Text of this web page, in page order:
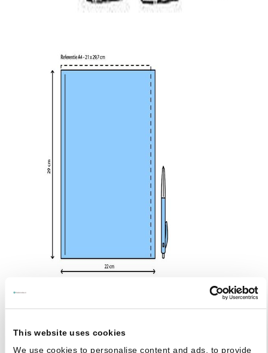
This website uses cookies
We use cookies to personalise content and ads, to provide